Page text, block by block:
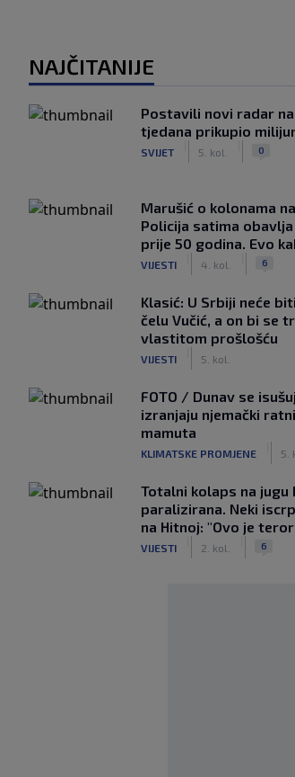
NAJČITANIJE
Postavili novi radar
tjedana prikupio
SVIJET 5. kol. 0
Marušić o kolonama
Policija satima
prije 50 godina. Evo
VIJESTI 4. kol. 6
Klasić: U Srbiji neće
čelu Vučić, a on bi se
vlastitom prošlošću
VIJESTI 5. kol.
FOTO / Dunav se
izranjaju njemački
mamuta
KLIMATSKE PROMJENE 5.
Totalni kolaps na jugu
paralizirana. Neki
na Hitnoj: "Ovo je
VIJESTI 2. kol. 6